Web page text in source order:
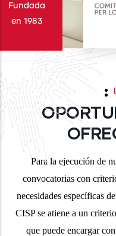
Fundada
en 1983
Para la ejecución de
convocatoriascon
necesidades específicas
CISP se atiene a un
que puede encargar